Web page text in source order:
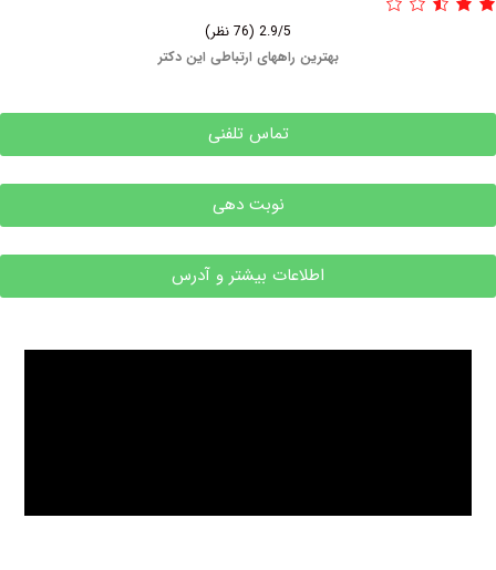
بهترین راههای ارتباطی این دکتر
تماس تلفنی
نوبت دهی
اطلاعات بیشتر و آدرس